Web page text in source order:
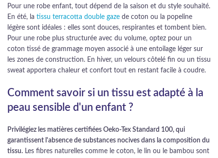
Pour une robe enfant, tout dépend de la saison et du style souhaité.
En été, la tissu terracotta double gaze de coton ou la popeline
légère sont idéales : elles sont douces, respirantes et tombent bien.
Pour une robe plus structurée avec du volume, optez pour un
coton tissé de grammage moyen associé à une entoilage léger sur
les zones de construction. En hiver, un velours côtelé fin ou un tissu
sweat apportera chaleur et confort tout en restant facile à coudre.
Comment savoir si un tissu est adapté à la
peau sensible d'un enfant ?
Privilégiez les matières certifiées Oeko-Tex Standard 100, qui
garantissent l'absence de substances nocives dans la composition du
tissu. Les fibres naturelles comme le coton, le lin ou le bambou sont